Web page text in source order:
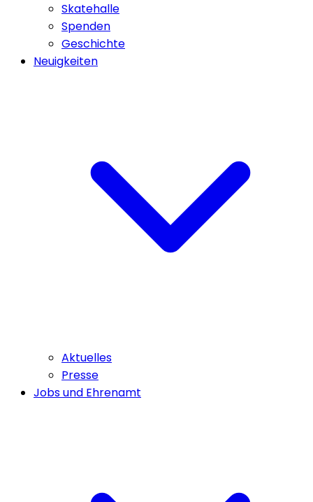
Skatehalle
Spenden
Geschichte
Neuigkeiten
Aktuelles
Presse
Jobs und Ehrenamt